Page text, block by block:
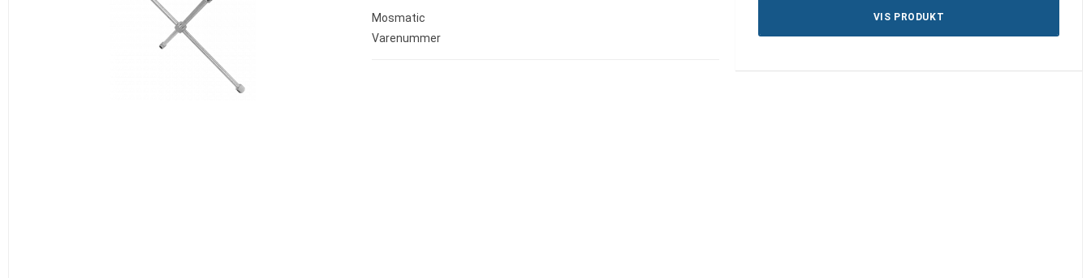
Mosmatic
Varenummer
VIS PRODUKT